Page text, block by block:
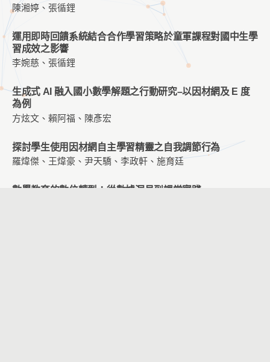
陳湘婷、張循鋰
運用即時回饋系統結合合作學習策略於童軍課程對國中生學
習成效之影響
李婉慈、張循鋰
生成式 AI 融入國小數學解題之行動研究–以因材網及 E 度
為例
方炫文、賴阿福、陳彥宏
探討學生使用因材網自主學習精靈之自我調節行為
羅煒傑、王煒豪、尹天驕、李政軒、施育廷
數學教育的數位轉型：從數據洞見到課堂實踐